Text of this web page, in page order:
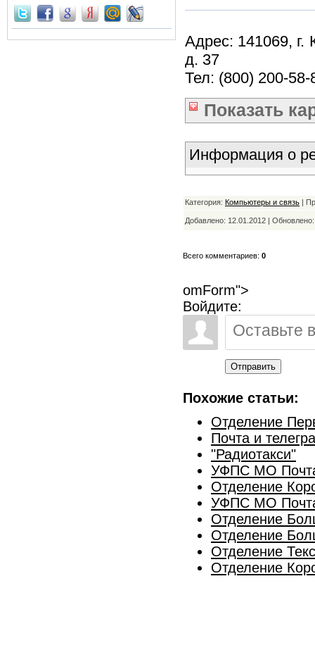
Адрес: 141069,
д. 37
Тел: (800) 200-
Показать
Информация о
Категория: Компьютеры и связь |
Добавлено: 12.01.2012 |
Всего комментариев: 0
omForm">
Войдите:
Отправить
Похожие статьи:
Отделение
Почта и
"Радиотакси"
УФПС МО Почта
Отделение
УФПС МО Почта
Отделение
Отделение
Отделение
Отделение